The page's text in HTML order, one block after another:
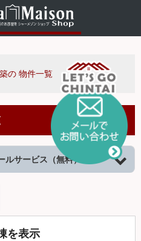
の 物件一覧
サービス（無料）
を表示